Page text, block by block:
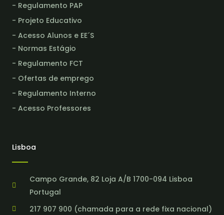
- Regulamento PAP
- Projeto Educativo
- Acesso Alunos e EE´S
- Normas Estágio
- Regulamento FCT
- Ofertas de emprego
- Regulamento Interno
- Acesso Professores
Lisboa
Campo Grande, 82 Loja A/B 1700-094 Lisboa
Portugal
217 907 900 (chamada para a rede fixa nacional)